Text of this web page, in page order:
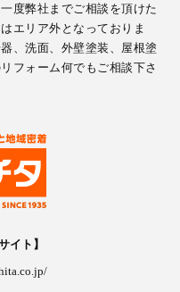
度弊社までご相談を頂けた
エリア外となっておりま
、洗面、外壁塗装、屋根塗
フォーム何でもご相談下さ
イト】